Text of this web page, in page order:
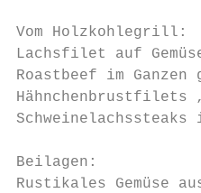
Vom Holzkohlegrill:
Lachsfilet auf
Roastbeef im
Hähnchenbrustfilets
Schweinelachssteaks
Beilagen:
Rustikales Gemüse